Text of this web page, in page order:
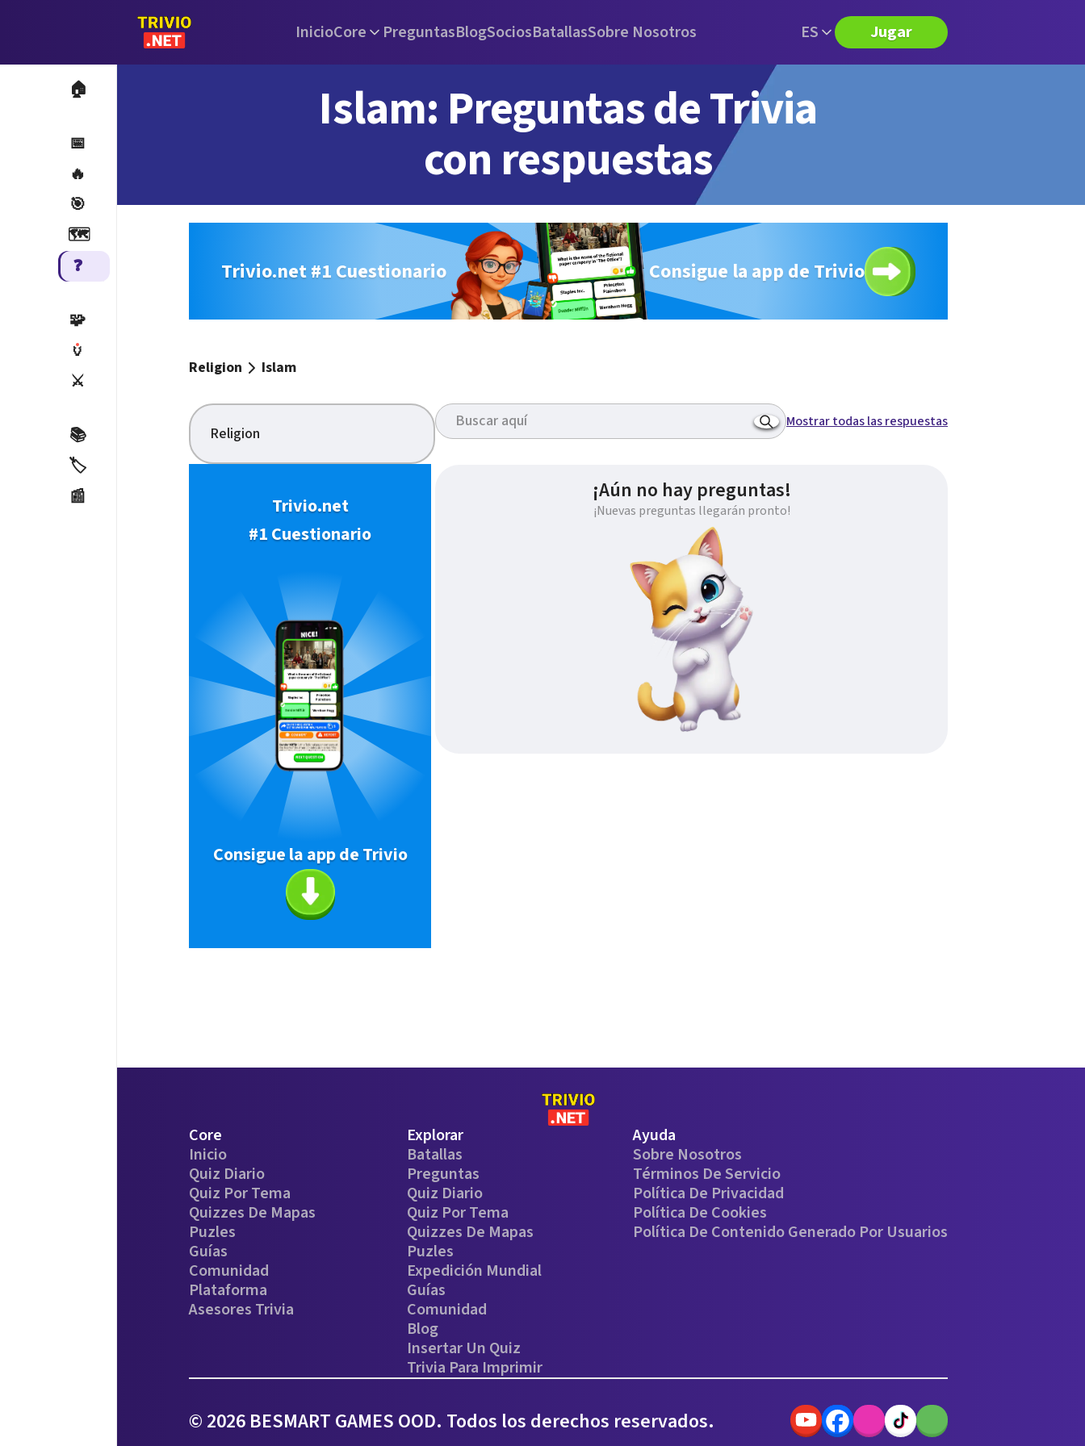
InicioCore PreguntasBlogSociosBatallasSobre Nosotros ES Jugar
🏠
📅
🔥
🎯
🗺️
❓
🧩
🏺
⚔️
📚
🏷️
📰
Islam: Preguntas de Trivia
con respuestas
Trivio.net #1 Cuestionario Consigue la app de Trivio
Religion Islam
Religion
Trivio.net
#1 Cuestionario
Consigue la app de Trivio
Mostrar todas las respuestas
¡Aún no hay preguntas!
¡Nuevas preguntas llegarán pronto!
Core
Inicio
Quiz Diario
Quiz Por Tema
Quizzes De Mapas
Puzles
Guías
Comunidad
Plataforma
Asesores Trivia
Explorar
Batallas
Preguntas
Quiz Diario
Quiz Por Tema
Quizzes De Mapas
Puzles
Expedición Mundial
Guías
Comunidad
Blog
Insertar Un Quiz
Trivia Para Imprimir
Ayuda
Sobre Nosotros
Términos De Servicio
Política De Privacidad
Política De Cookies
Política De Contenido Generado Por Usuarios
© 2026 BESMART GAMES OOD. Todos los derechos reservados.